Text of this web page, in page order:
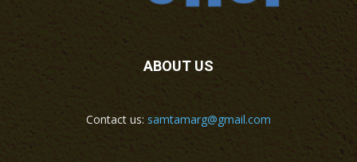
ABOUT US
Contact us: samtamarg@gmail.com